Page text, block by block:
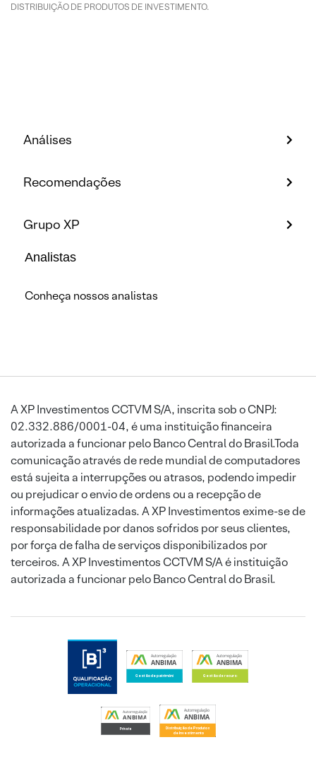
DISTRIBUIÇÃO DE PRODUTOS DE INVESTIMENTO.
Análises
Recomendações
Grupo XP
Analistas
Conheça nossos analistas
A XP Investimentos CCTVM S/A, inscrita sob o CNPJ:
02.332.886/0001-04, é uma instituição financeira
autorizada a funcionar pelo Banco Central do Brasil.Toda
comunicação através de rede mundial de computadores
está sujeita a interrupções ou atrasos, podendo impedir
ou prejudicar o envio de ordens ou a recepção de
informações atualizadas. A XP Investimentos exime-se de
responsabilidade por danos sofridos por seus clientes,
por força de falha de serviços disponibilizados por
terceiros. A XP Investimentos CCTVM S/A é instituição
autorizada a funcionar pelo Banco Central do Brasil.